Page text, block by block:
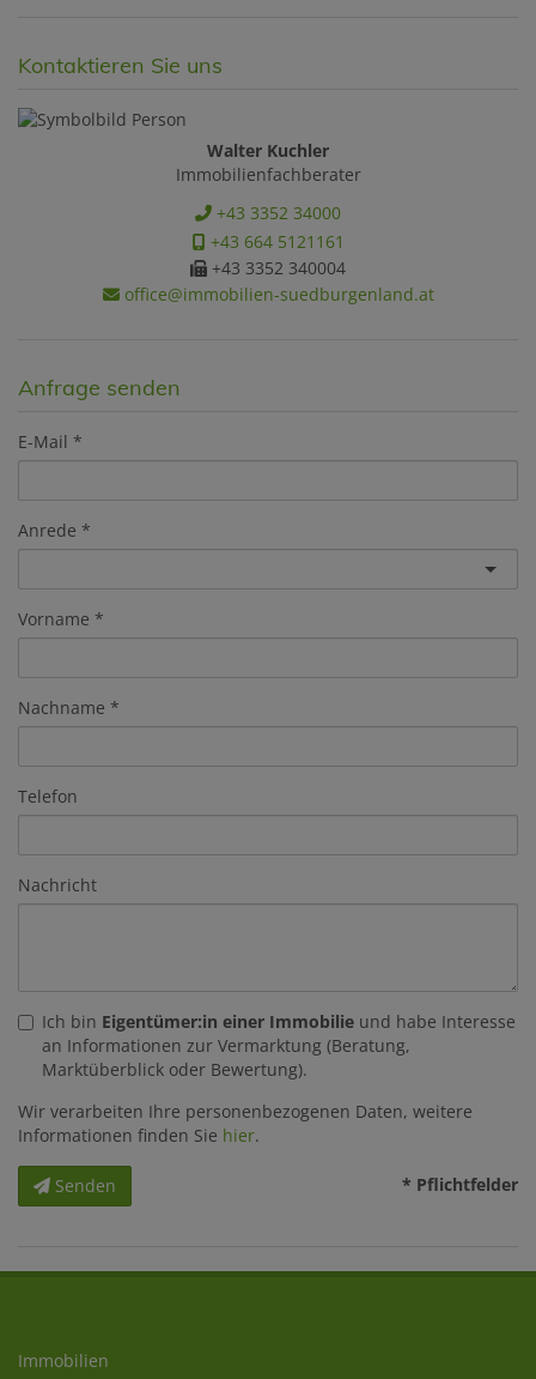
Kontaktieren Sie uns
Walter Kuchler
Immobilienfachberater
+43 3352 34000
+43 664 5121161
+43 3352 340004
office@immobilien-suedburgenland.at
Anfrage senden
E-Mail
Anrede
Vorname
Nachname
Telefon
Nachricht
Ich bin Eigentümer:in einer Immobilie und habe Interesse
an Informationen zur Vermarktung (Beratung,
Marktüberblick oder Bewertung).
Wir verarbeiten Ihre personenbezogenen Daten, weitere
Informationen finden Sie hier.
Senden * Pflichtfelder
Immobilien